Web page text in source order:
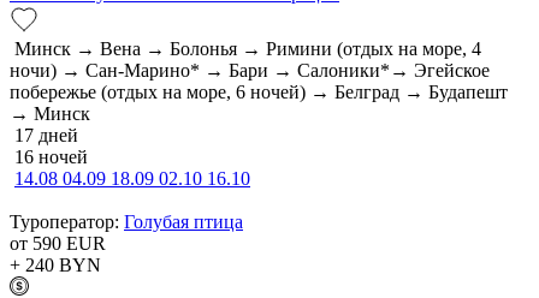
Минск → Вена → Болонья → Римини (отдых на море, 4
ночи) → Сан-Марино* → Бари → Салоники*→ Эгейское
побережье (отдых на море, 6 ночей) → Белград → Будапешт
→ Минск
17 дней
16 ночей
14.08 04.09 18.09 02.10 16.10
Туроператор: Голубая птица
от 590 EUR
+ 240 BYN